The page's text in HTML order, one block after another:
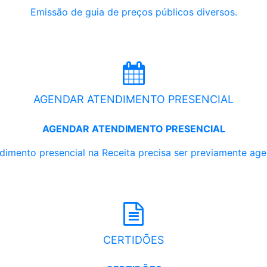
Emissão de guia de preços públicos diversos.
AGENDAR ATENDIMENTO PRESENCIAL
AGENDAR ATENDIMENTO PRESENCIAL
presencial na Receita precisa ser previamente
CERTIDÕES